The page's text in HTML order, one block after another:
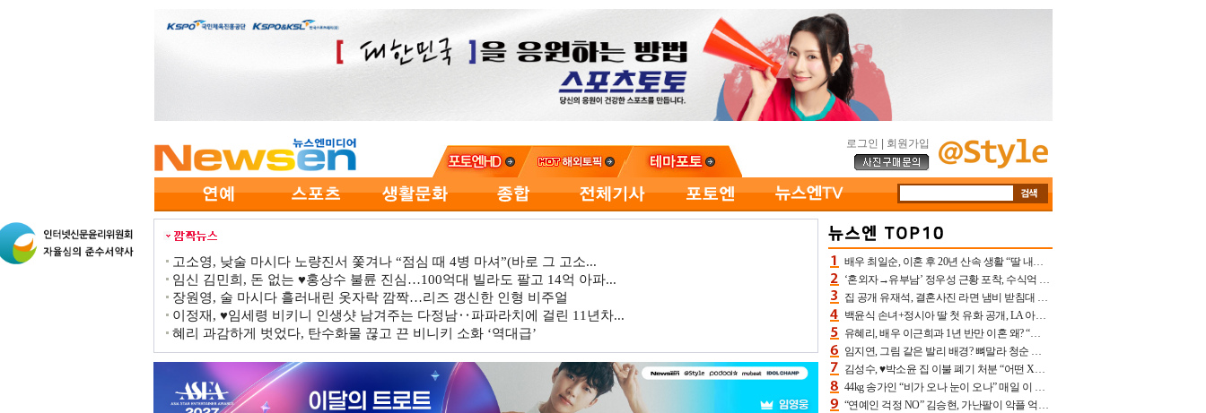
로그인 회원가입
고소영, 낮술 마시다 노량진서 쫓겨나 “점심 때 4병 마셔”(바로 그 고소...
임신 김민희, 돈 없는 ♥홍상수 불륜 진심…100억대 빌라도 팔고 14억 아파...
장원영, 술 마시다 흘러내린 옷자락 깜짝…리즈 갱신한 인형 비주얼
이정재, ♥임세령 비키니 인생샷 남겨주는 다정남‥파파라치에 걸린 11년차...
혜리 과감하게 벗었다, 탄수화물 끊고 끈 비니키 소화 ‘역대급’
배우 최일순, 이혼 후 20년 산속 생활 “딸 내가 버렸다고 원망‥맘 아파”(특종)[어제TV]
‘혼외자→유부남’ 정우성 근황 포착, 수식억 해킹 피해 후배 만났다 “존경하는”
집 공개 유재석, 결혼사진 라면 냄비 받침대 되고 분노‥가족사진도 피해(놀뭐)[어제TV]
백윤식 손녀+정시아 딸 첫 유화 공개, LA 아트쇼→서울국제조각페스타 작가다운 수준급 실력
유혜리, 배우 이근희과 1년 반만 이혼 왜? “식칼 꽂고 의자 던져” 충격 폭로(특종)[어제TV]
임지연, 그림 같은 발리 배경? 뼈말라 청순 비키니 핏에 상대 안 되네
김성수, ♥박소윤 집 이불 폐기 처분 “어떤 X이랑 썼을지 몰라” 질투(신랑수업2)[어제TV]
44kg 송가인 “비가 오나 눈이 오나” 매일 이 운동, 허벅지 근육량 상승+체지방 감소
“연예인 걱정 NO” 김승현, 가난팔이 악플 억울할만‥아내+딸과 日 여행